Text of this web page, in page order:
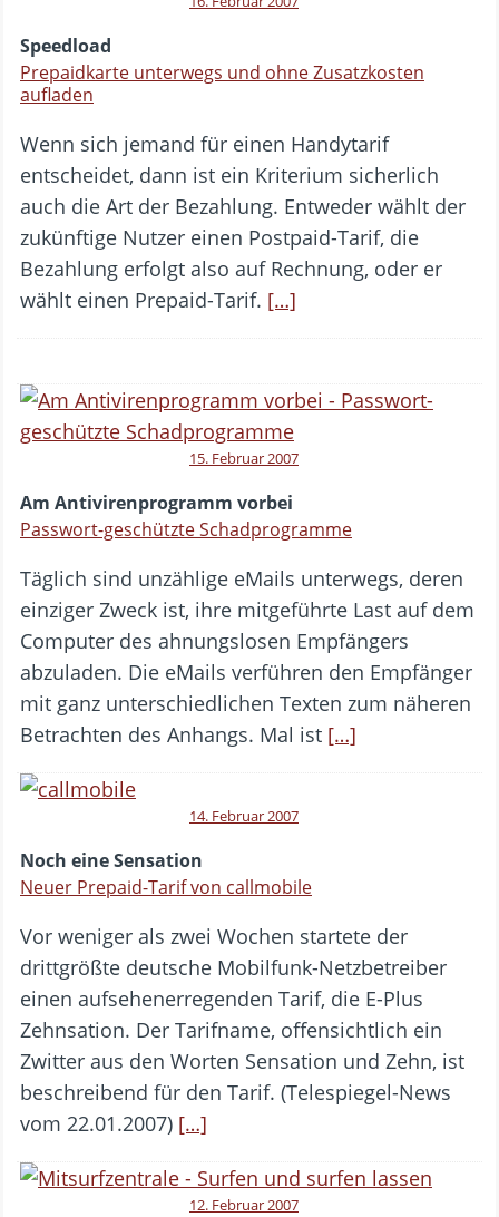
Speedload
Prepaidkarte unterwegs und ohne Zusatzkosten
aufladen
Wenn sich jemand für einen Handytarif
entscheidet, dann ist ein Kriterium sicherlich
auch die Art der Bezahlung. Entweder wählt der
zukünftige Nutzer einen Postpaid-Tarif, die
Bezahlung erfolgt also auf Rechnung, oder er
wählt einen Prepaid-Tarif. […]
15. Februar 2007
Am Antivirenprogramm vorbei
Passwort-geschützte Schadprogramme
Täglich sind unzählige eMails unterwegs, deren
einziger Zweck ist, ihre mitgeführte Last auf dem
Computer des ahnungslosen Empfängers
abzuladen. Die eMails verführen den Empfänger
mit ganz unterschiedlichen Texten zum näheren
Betrachten des Anhangs. Mal ist […]
14. Februar 2007
Noch eine Sensation
Neuer Prepaid-Tarif von callmobile
Vor weniger als zwei Wochen startete der
drittgrößte deutsche Mobilfunk-Netzbetreiber
einen aufsehenerregenden Tarif, die E-Plus
Zehnsation. Der Tarifname, offensichtlich ein
Zwitter aus den Worten Sensation und Zehn, ist
beschreibend für den Tarif. (Telespiegel-News
vom 22.01.2007) […]
12. Februar 2007